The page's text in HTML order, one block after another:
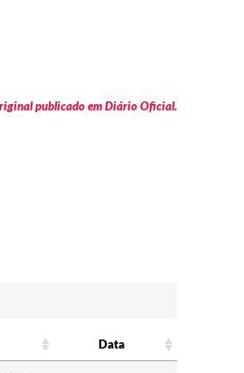
publicado em Diário Oficial.
Data